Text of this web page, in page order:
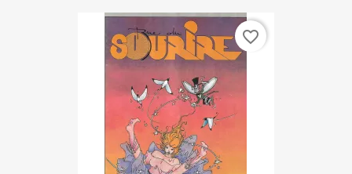
favorite_border